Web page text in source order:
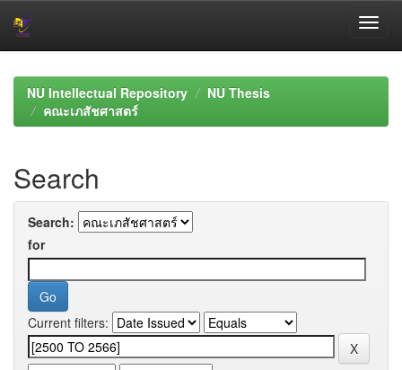
navigationNU Intellectual Repository
NU Thesis
คณะเภสัชศาสตร์
Search
Search:
for
Current filters: